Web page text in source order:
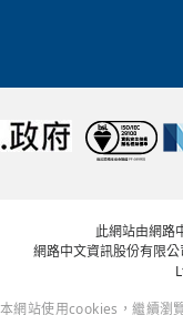
此網站由網路
網路中文資訊股份有限
本網站使用cookies，繼續瀏